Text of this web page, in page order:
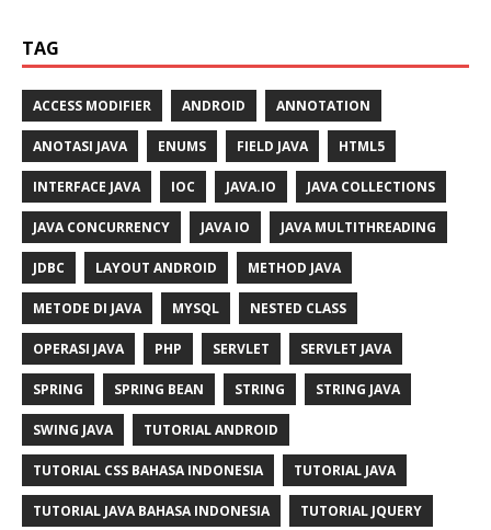
TAG
ACCESS MODIFIER ANDROID ANNOTATION
ANOTASI JAVA ENUMS FIELD JAVA HTML5
INTERFACE JAVA IOC JAVA.IO JAVA COLLECTIONS
JAVA CONCURRENCY JAVA IO JAVA MULTITHREADING
JDBC LAYOUT ANDROID METHOD JAVA
METODE DI JAVA MYSQL NESTED CLASS
OPERASI JAVA PHP SERVLET SERVLET JAVA
SPRING SPRING BEAN STRING STRING JAVA
SWING JAVA TUTORIAL ANDROID
TUTORIAL CSS BAHASA INDONESIA TUTORIAL JAVA
TUTORIAL JAVA BAHASA INDONESIA TUTORIAL JQUERY